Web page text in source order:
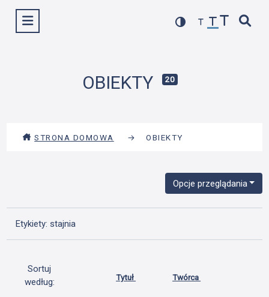
Wyświetl menu
OBIEKTY 20
STRONA DOMOWA → OBIEKTY
Opcje przeglądania
Etykiety: stajnia
Sortuj
według:
Tytuł Twórca